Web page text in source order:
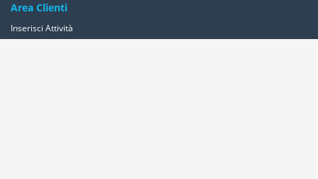
Area Clienti
Inserisci Attività